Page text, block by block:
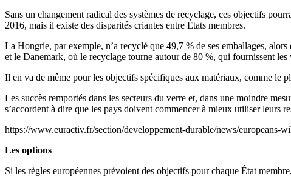
Sans un changement radical des systèmes de recyclage, ces objectifs
2016, mais il existe des disparités criantes entre États membres.
La Hongrie, par exemple, n’a recyclé que 49,7 % de ses emballages,
et le Danemark, où le recyclage tourne autour de 80 %, qui fournissent les
Il en va de même pour les objectifs spécifiques aux matériaux, comme le
Les succès remportés dans les secteurs du verre et, dans une moindre
s’accordent à dire que les pays doivent commencer à mieux utiliser leurs
https://www.euractiv.fr/section/developpement-durable/news/europeans-
Les options
Si les règles européennes prévoient des objectifs pour chaque État